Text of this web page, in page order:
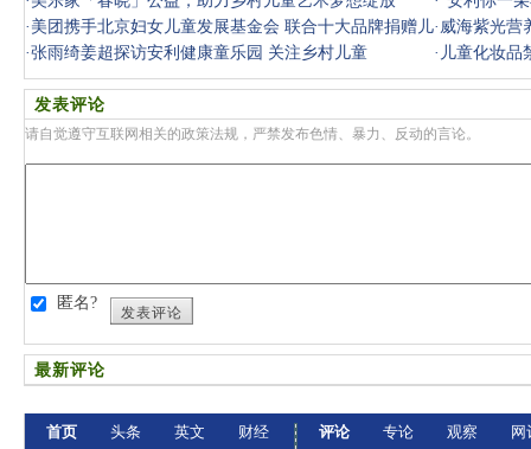
儿童卫
· 美团携手北京妇女儿童发展基金会 联合十大品牌捐赠儿
童健康礼
· 威海紫光营
·张雨绮姜超探访安利健康童乐园 关注乡村儿童 · 儿童化妆品
发表评论
请自觉遵守互联网相关的政策法规，严禁发布色情、暴力、反动的言论。
匿名?
发表评论
最新评论
首页
头条
英文
财经
评论
专论
观察
网